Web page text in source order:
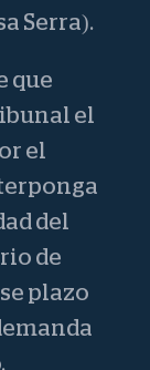
Serra).
que
el
el
del
de
plazo